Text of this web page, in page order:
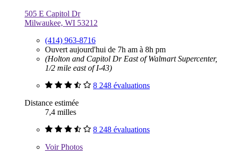
505 E Capitol Dr
Milwaukee, WI 53212
(414) 963-8716
Ouvert aujourd'hui de 7h am à 8h pm
(Holton and Capitol Dr East of Walmart Supercenter,
1/2 mile east of I-43)
8 248 évaluations
Distance estimée
7,4 milles
8 248 évaluations
VoirPhotos